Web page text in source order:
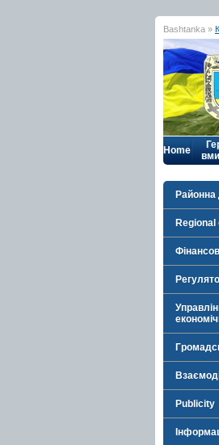
Bashtanka »
Home
Районна
Regional
Publicity